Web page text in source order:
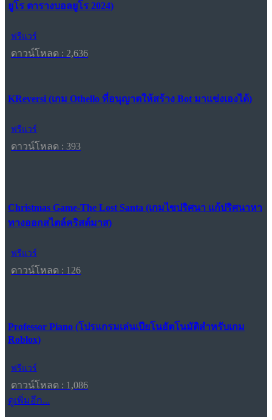
ยูโร ตารางบอลยูโร 2024)
ฟรีแวร์
ดาวน์โหลด : 2,636
KReversi (เกม Othello ที่อนุญาตให้สร้าง Bot มาแข่งเองได้)
ฟรีแวร์
ดาวน์โหลด : 393
Christmas Game-The Lost Santa (เกมไขปริศนา แก้ปริศนาหา
ทางออกสไตล์คริสต์มาส)
ฟรีแวร์
ดาวน์โหลด : 126
Professor Piano (โปรแกรมเล่นเปียโนอัตโนมัติสำหรับเกม
Roblox)
ฟรีแวร์
ดาวน์โหลด : 1,086
ดูเพิ่มอีก...